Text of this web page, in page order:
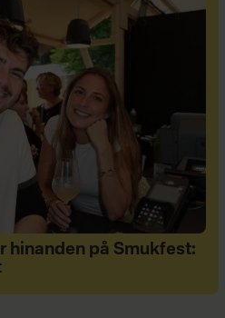
hinanden på Smukfest: